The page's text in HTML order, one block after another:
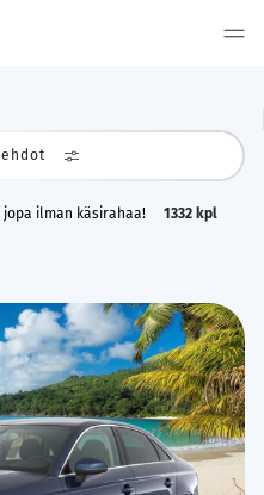
ilman käsirahaa! 1332 kpl